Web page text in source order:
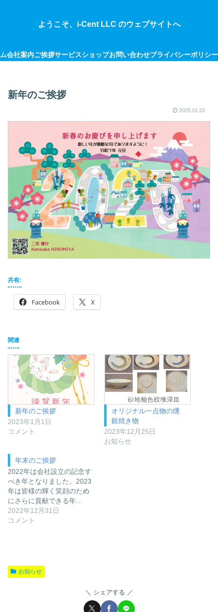
ようこそ、i-Cent LLC のウェブサイトへ
会社案内ご挨拶サービスショップお問い合わせプライバシーポリシー
新年のご挨拶
2025.01.02
共有:
Facebook X
関連
新年のご挨拶
2023年1月1日
コメント
オリジナル一点物の燻
銀焼き物
2023年12月25日
お知らせ
年末のご挨拶
2022年は会社設立の記念す
べき年となりました。2023
年は皆様の輝く笑顔のため
にさらに貢献できる年…
2022年12月31日
コメント
お知らせ
シェアする